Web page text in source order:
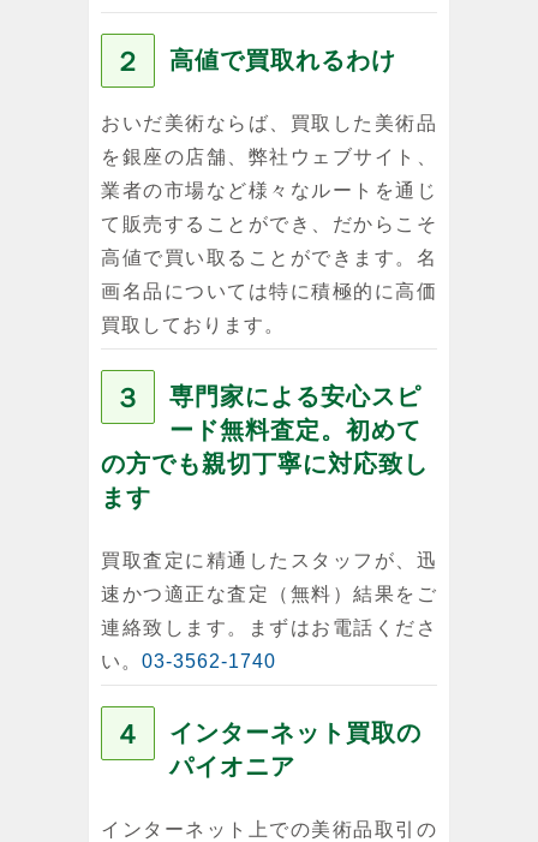
２ 高値で買取れるわけ
おいだ美術ならば、買取した美術品
を銀座の店舗、弊社ウェブサイト、
業者の市場など様々なルートを通じ
て販売することができ、だからこそ
高値で買い取ることができます。名
画名品については特に積極的に高価
買取しております。
３
専門家による安心スピ
ード無料査定。初めて
の方でも親切丁寧に対応致し
ます
買取査定に精通したスタッフが、迅
速かつ適正な査定（無料）結果をご
連絡致します。まずはお電話くださ
い。 03-3562-1740
４
インターネット買取の
パイオニア
インターネット上での美術品取引の